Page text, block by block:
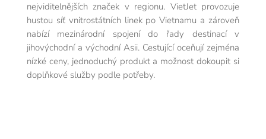
nejviditelnějších značek v regionu. VietJet provozuje
hustou síť vnitrostátních linek po Vietnamu a zároveň
nabízí mezinárodní spojení do řady destinací v
jihovýchodní a východní Asii. Cestující oceňují zejména
nízké ceny, jednoduchý produkt a možnost dokoupit si
doplňkové služby podle potřeby.